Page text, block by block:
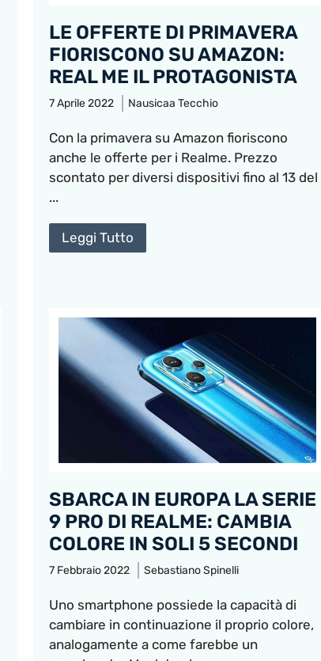
LE OFFERTE DI PRIMAVERA
FIORISCONO SU AMAZON:
REAL ME IL PROTAGONISTA
7 Aprile 2022 Nausicaa Tecchio
Con la primavera su Amazon fioriscono
anche le offerte per i Realme. Prezzo
scontato per diversi dispositivi fino al 13 del
...
Leggi Tutto
SBARCA IN EUROPA LA SERIE
9 PRO DI REALME: CAMBIA
COLORE IN SOLI 5 SECONDI
7 Febbraio 2022 Sebastiano Spinelli
Uno smartphone possiede la capacità di
cambiare in continuazione il proprio colore,
analogamente a come farebbe un